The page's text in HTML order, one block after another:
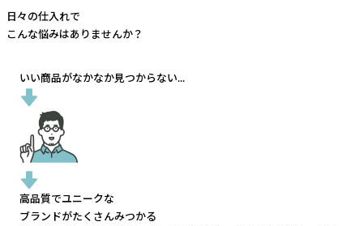
日々の仕入れで
こんな悩みはありませんか？
いい商品がなかなか見つからない...
高品質でユニークな
ブランドがたくさんみつかる